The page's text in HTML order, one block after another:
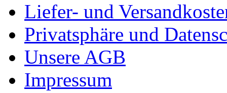
Liefer- und
Privatsphäre und
Unsere AGB
Impressum